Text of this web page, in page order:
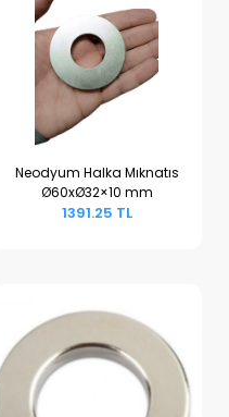
Sepete Ekle
Neodyum Halka Mıknatıs
Ø60xØ32×10 mm
1391.25 TL